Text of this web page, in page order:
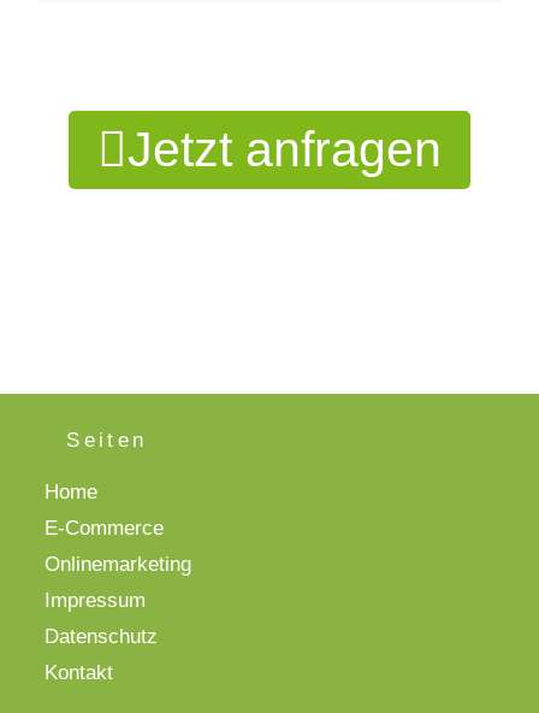
Jetzt anfragen
Seiten
Home
E-Commerce
Onlinemarketing
Impressum
Datenschutz
Kontakt